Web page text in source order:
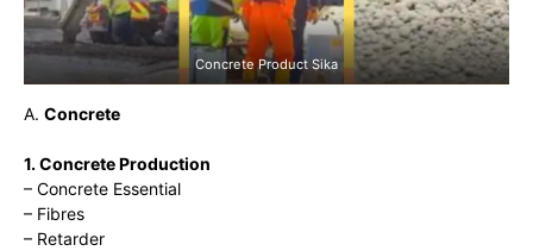
Concrete Product Sika
A. Concrete
1. Concrete Production
– Concrete Essential
– Fibres
– Retarder